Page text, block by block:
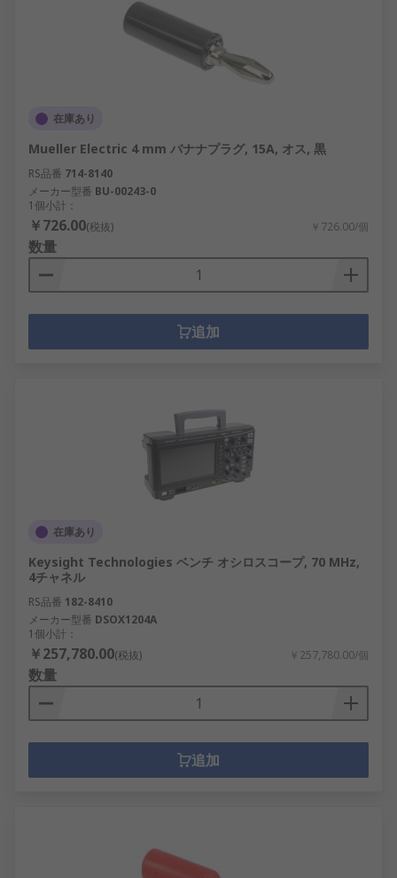
在庫あり
Mueller Electric 4 mm バナナプラグ, 15A, オス, 黒
RS品番 714-8140
メーカー型番 BU-00243-0
1個小計：
￥726.00(税抜) ￥726.00/個
数量
追加
在庫あり
Keysight Technologies ベンチ オシロスコープ, 70 MHz,
4チャネル
RS品番 182-8410
メーカー型番 DSOX1204A
1個小計：
￥257,780.00(税抜) ￥257,780.00/個
数量
追加